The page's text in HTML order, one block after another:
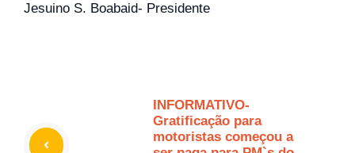
Jesuino S. Boabaid- Presidente
INFORMATIVO-
Gratificação para
motoristas começou a